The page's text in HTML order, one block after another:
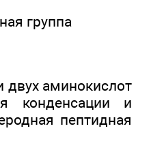
группа
двух аминокислот
конденсации и
пептидная